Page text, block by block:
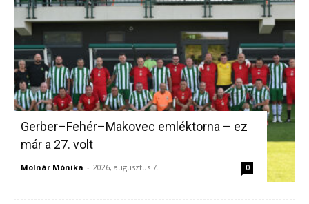
Gerber–Fehér–Makovec emléktorna – ez
már a 27. volt
Molnár Mónika - 2026, augusztus 7. 0